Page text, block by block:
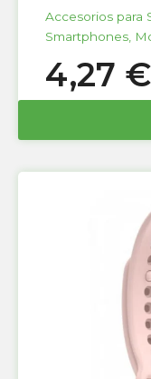
Accesorios para
Smartphones,
4,27 €